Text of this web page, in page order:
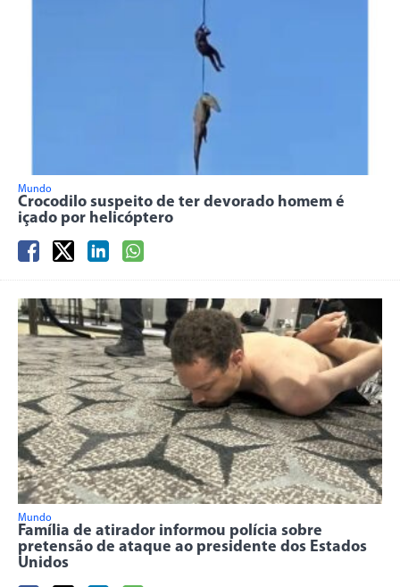
Mundo
Crocodilo suspeito de ter devorado homem é
içado por helicóptero
Mundo
Família de atirador informou polícia sobre
pretensão de ataque ao presidente dos Estados
Unidos